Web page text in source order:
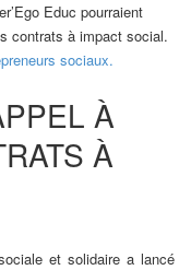
Educ pourraient
contrats à impact social.
sociaux.
À
À
et solidaire a lancé